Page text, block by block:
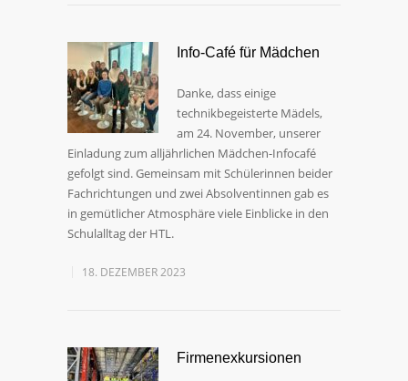
Info-Café für Mädchen
Danke, dass einige
technikbegeisterte Mädels,
am 24. November, unserer
Einladung zum alljährlichen Mädchen-Infocafé
gefolgt sind. Gemeinsam mit Schülerinnen beider
Fachrichtungen und zwei Absolventinnen gab es
in gemütlicher Atmosphäre viele Einblicke in den
Schulalltag der HTL.
18. DEZEMBER 2023
Firmenexkursionen